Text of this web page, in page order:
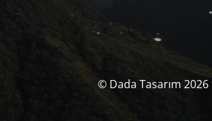
© Dada Tasarım 2026